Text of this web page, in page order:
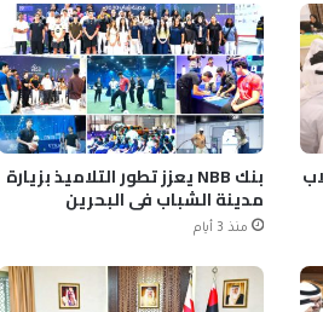
بنك NBB يعزز تطور التلاميذ بزيارة
مدينة الشباب في البحرين
منذ 3 أيام